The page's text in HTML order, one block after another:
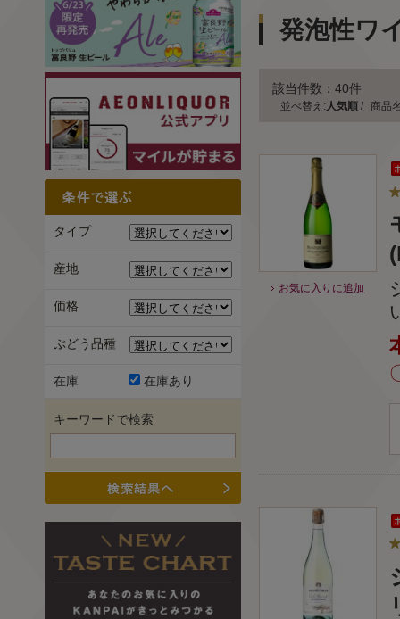
発泡性ワ
該当件数：40件
並べ替え: 人気順 / 商品
お気に入りに追加
タイプ
産地
価格
ぶどう品種
在庫 在庫あり
キーワードで検索